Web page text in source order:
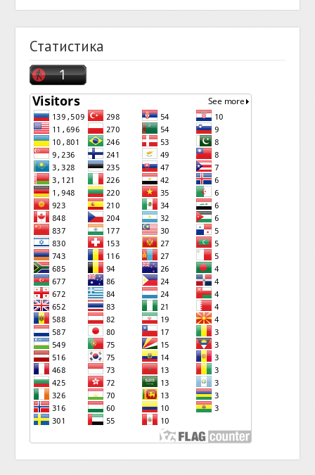
Статистика